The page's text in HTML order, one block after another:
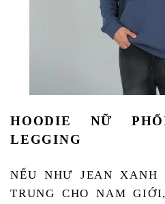
HOODIE NỮ
LEGGING
NẾU NHƯ JEAN XANH
TRUNG CHO NAM